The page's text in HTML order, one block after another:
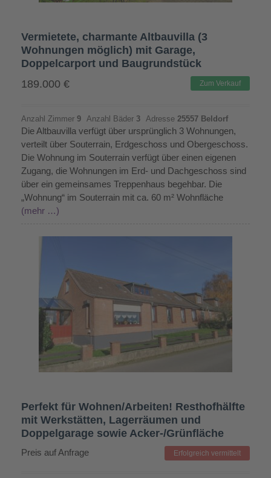
Vermietete, charmante Altbauvilla (3
Wohnungen möglich) mit Garage,
Doppelcarport und Baugrundstück
189.000 € Zum Verkauf
Anzahl Zimmer 9 Anzahl Bäder 3 Adresse 25557 Beldorf
Die Altbauvilla verfügt über ursprünglich 3 Wohnungen,
verteilt über Souterrain, Erdgeschoss und Obergeschoss.
Die Wohnung im Souterrain verfügt über einen eigenen
Zugang, die Wohnungen im Erd- und Dachgeschoss sind
über ein gemeinsames Treppenhaus begehbar. Die
„Wohnung“ im Souterrain mit ca. 60 m² Wohnfläche
(mehr …)
Perfekt für Wohnen/Arbeiten! Resthofhälfte
mit Werkstätten, Lagerräumen und
Doppelgarage sowie Acker-/Grünfläche
Preis auf Anfrage Erfolgreich vermittelt